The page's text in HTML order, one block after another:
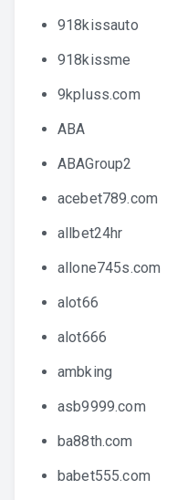
918kissauto
918kissme
9kpluss.com
ABA
ABAGroup2
acebet789.com
allbet24hr
allone745s.com
alot66
alot666
ambking
asb9999.com
ba88th.com
babet555.com